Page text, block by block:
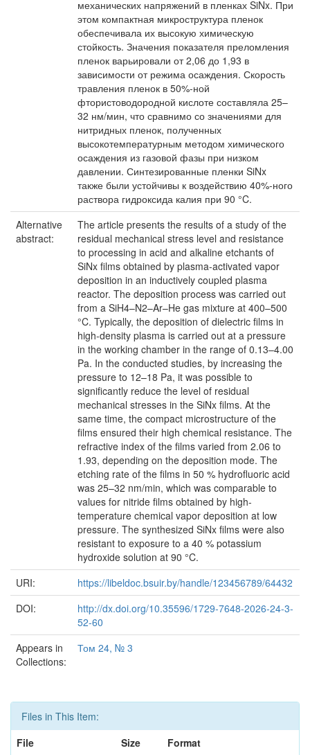
механических напряжений в пленках SiNx. При
этом компактная микроструктура пленок
обеспечивала их высокую химическую
стойкость. Значения показателя преломления
пленок варьировали от 2,06 до 1,93 в
зависимости от режима осаждения. Скорость
травления пленок в 50%-ной
фтористоводородной кислоте составляла 25–
32 нм/мин, что сравнимо со значениями для
нитридных пленок, полученных
высокотемпературным методом химического
осаждения из газовой фазы при низком
давлении. Синтезированные пленки SiNx
также были устойчивы к воздействию 40%-ного
раствора гидроксида калия при 90 °C.
Alternative
abstract:
The article presents the results of a study of the
residual mechanical stress level and resistance
to processing in acid and alkaline etchants of
SiNx films obtained by plasma-activated vapor
deposition in an inductively coupled plasma
reactor. The deposition process was carried out
from a SiH4–N2–Ar–He gas mixture at 400–500
°C. Typically, the deposition of dielectric films in
high-density plasma is carried out at a pressure
in the working chamber in the range of 0.13–4.00
Pa. In the conducted studies, by increasing the
pressure to 12–18 Pa, it was possible to
significantly reduce the level of residual
mechanical stresses in the SiNx films. At the
same time, the compact microstructure of the
films ensured their high chemical resistance. The
refractive index of the films varied from 2.06 to
1.93, depending on the deposition mode. The
etching rate of the films in 50 % hydrofluoric acid
was 25–32 nm/min, which was comparable to
values for nitride films obtained by high-
temperature chemical vapor deposition at low
pressure. The synthesized SiNx films were also
resistant to exposure to a 40 % potassium
hydroxide solution at 90 °C.
URI:
https://libeldoc.bsuir.by/handle/123456789/64432
DOI:
http://dx.doi.org/10.35596/1729-7648-2026-24-3-
52-60
Appears in
Collections:
Том 24, № 3
Files in This Item:
File
Size Format